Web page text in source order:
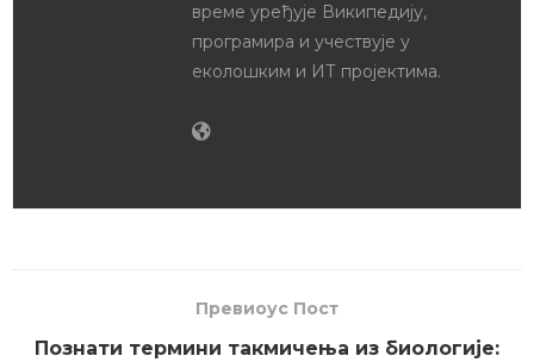
време уређује Википедију,
програмира и учествује у
еколошким и ИТ пројектима.
Превиоус Пост
Познати термини такмичења из биологије: